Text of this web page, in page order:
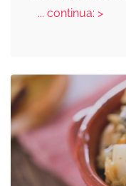
... continua: >